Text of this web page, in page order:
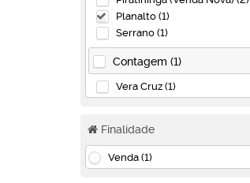
Planalto (1)
Serrano (1)
Contagem (1)
Vera Cruz (1)
Finalidade
Venda (1)